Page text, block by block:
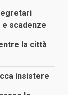
scadenze
la città
insistere